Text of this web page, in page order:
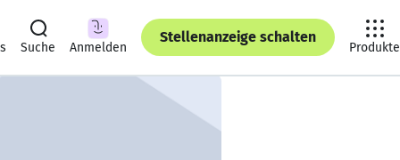
Suche Anmelden
Stellenanzeige schalten
Produkte